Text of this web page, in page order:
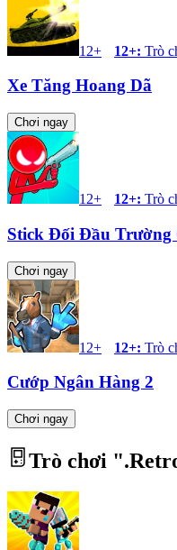
12+ 12+: Trò
Xe Tăng Hoang Dã
Chơi ngay
12+ 12+: Trò
Stick Đối Đầu Trường
Chơi ngay
12+ 12+: Trò
Cướp Ngân Hàng 2
Chơi ngay
Trò chơi "